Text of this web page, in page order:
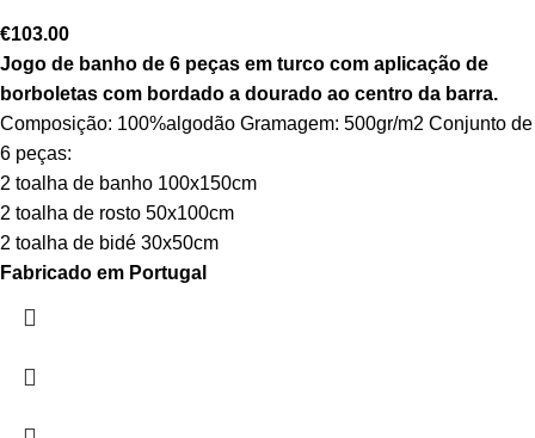
€103.00
Jogo de banho de 6 peças em turco com aplicação de
borboletas com bordado a dourado ao centro da barra.
Composição: 100%algodão Gramagem: 500gr/m2 Conjunto de
6 peças:
2 toalha de banho 100x150cm
2 toalha de rosto 50x100cm
2 toalha de bidé 30x50cm
Fabricado em Portugal